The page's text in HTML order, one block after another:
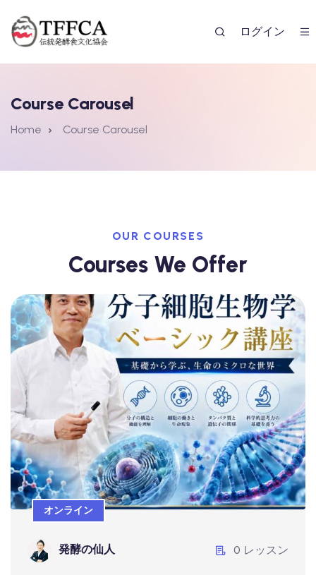
ログイン
Course Carousel
Home Course Carousel
OUR COURSES
Courses We Offer
オンライン
発酵の仙人 0 レッスン
オンライン
分子細胞学ベーシッククラス1年
¥39,000
発酵の仙人 0 レッスン
詳しく見る